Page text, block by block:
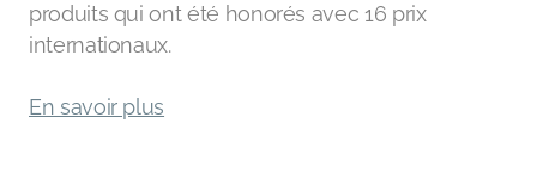
produits qui ont été honorés avec 16 prix
internationaux.
En savoir plus